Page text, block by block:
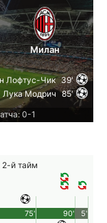
Милан
Лофтус-Чик 39'
Лука Модрич 85'
0-1
2-й тайм
90'
75' 5'